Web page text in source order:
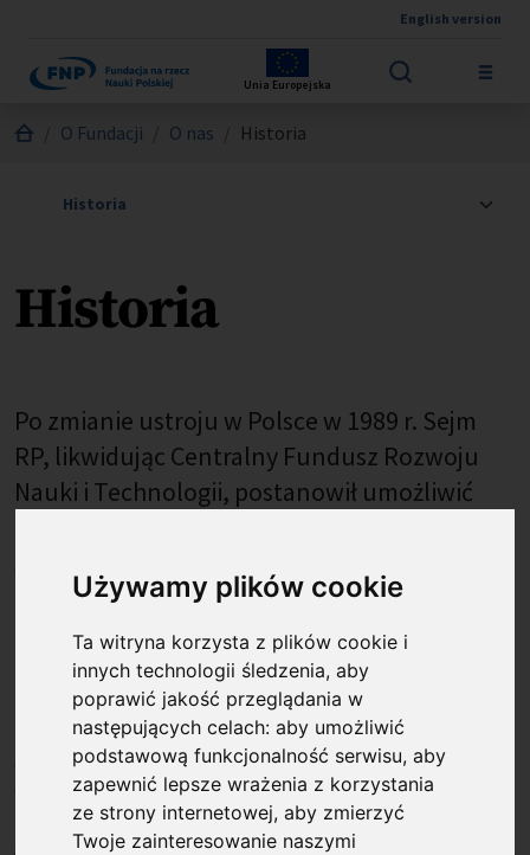
Używamy plików cookie
Ta witryna korzysta z plików cookie i
innych technologii śledzenia, aby
poprawić jakość przeglądania w
następujących celach:aby umożliwić
podstawową funkcjonalność serwisu,aby
zapewnić lepsze wrażenia z korzystania
ze strony internetowej,aby zmierzyć
Twoje zainteresowanie naszymi
English version
Unia Europejska
Jesteś tutaj:
O Fundacji O nas Historia
Historia
Po zmianie ustroju w Polsce w 1989 r. Sejm
RP, likwidując Centralny Fundusz Rozwoju
Nauki i Technologii, postanowił umożliwić
naukę.
6 lutego 1991 r. Sąd Rejonowy w Warszawie
zarejestrował Fundację na rzecz Nauki
Polskiej. Nowa, niezależna, samofinansująca
się organizacja stała się z czasem największym
w Polsce pozarządowym źródłem
finansowania nauki.